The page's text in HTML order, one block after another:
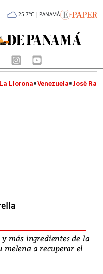
25.7°C | PANAMÁ
La Llorona Venezuela José
y más ingredientes de la
melena a recuperar el